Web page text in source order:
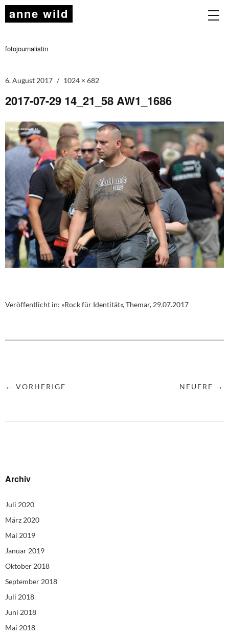
anne wild
fotojournalistin
6. August 2017 1024 × 682
2017-07-29 14_21_58 AW1_1686
Veröffentlicht in: »Rock für Identität«, Themar, 29.07.2017
← VORHERIGE NEUERE →
Archiv
Juli 2020
März 2020
Mai 2019
Januar 2019
Oktober 2018
September 2018
Juli 2018
Juni 2018
Mai 2018